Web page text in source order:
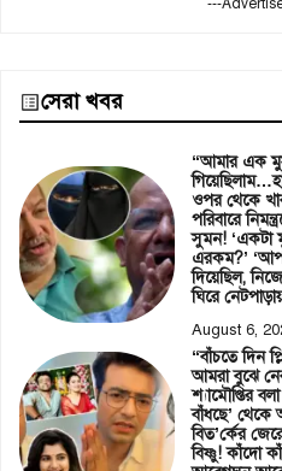
---
সেরা খবর
“আমার এক
ওপর থেকে
পরিবারে
সুমন! ‘একটা
এরকম?’
দিয়েছিল,
ঘিরে
August 6,
“বাঁচতে দিন
আমরা বুঝে
শ্যামৌপ্তির
বাঁধছে’ থেকে
বিত’র্কের
বিষ্ণু! কাঁদো